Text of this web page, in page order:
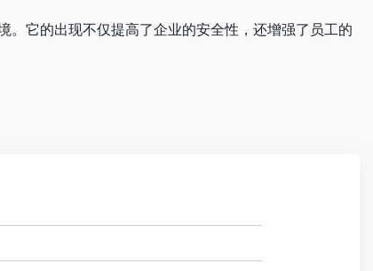
。它的出现不仅提高了企业的安全性，还增强了员工的